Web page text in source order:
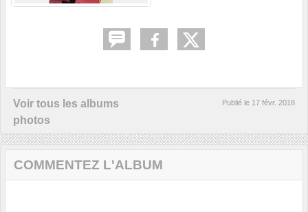
Voir tous les albums
photos
Publié le 17 févr. 2018
COMMENTEZ L'ALBUM